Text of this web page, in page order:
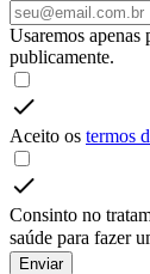
Usaremos apenas
publicamente.
Aceito os termos
Consinto no
saúde para fazer
Enviar